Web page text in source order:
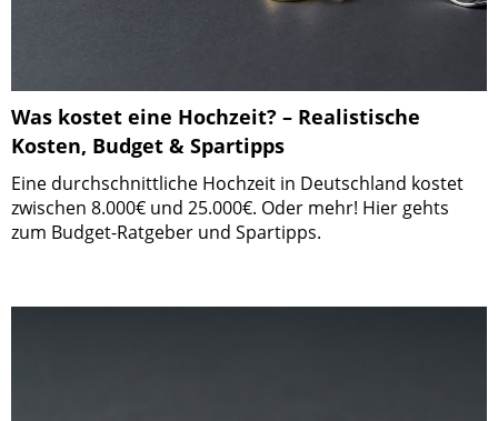
Was kostet eine Hochzeit? – Realistische
Kosten, Budget & Spartipps
Eine durchschnittliche Hochzeit in Deutschland kostet
zwischen 8.000€ und 25.000€. Oder mehr! Hier gehts
zum Budget-Ratgeber und Spartipps.